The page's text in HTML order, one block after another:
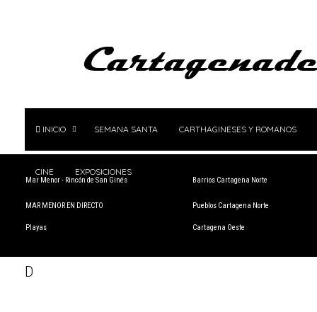
INICIO SEMANA SANTA CARTHAGINESES Y ROMANOS
CINE EXPOSICIONES
Mar Menor - Rincón de San Ginés
MAR MENOR EN DIRECTO
Playas
Barrios Cartagena Norte
Pueblos Cartagena Norte
Cartagena Oeste
D